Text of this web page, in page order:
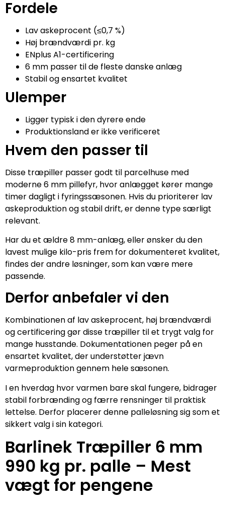
Fordele
Lav askeprocent (≤0,7 %)
Høj brændværdi pr. kg
ENplus A1-certificering
6 mm passer til de fleste danske anlæg
Stabil og ensartet kvalitet
Ulemper
Ligger typisk i den dyrere ende
Produktionsland er ikke verificeret
Hvem den passer til
Disse træpiller passer godt til parcelhuse med
moderne 6 mm pillefyr, hvor anlægget kører mange
timer dagligt i fyringssæsonen. Hvis du prioriterer lav
askeproduktion og stabil drift, er denne type særligt
relevant.
Har du et ældre 8 mm-anlæg, eller ønsker du den
lavest mulige kilo-pris frem for dokumenteret kvalitet,
findes der andre løsninger, som kan være mere
passende.
Derfor anbefaler vi den
Kombinationen af lav askeprocent, høj brændværdi
og certificering gør disse træpiller til et trygt valg for
mange husstande. Dokumentationen peger på en
ensartet kvalitet, der understøtter jævn
varmeproduktion gennem hele sæsonen.
I en hverdag hvor varmen bare skal fungere, bidrager
stabil forbrænding og færre rensninger til praktisk
lettelse. Derfor placerer denne palleløsning sig som et
sikkert valg i sin kategori.
Barlinek Træpiller 6 mm
990 kg pr. palle – Mest
vægt for pengene